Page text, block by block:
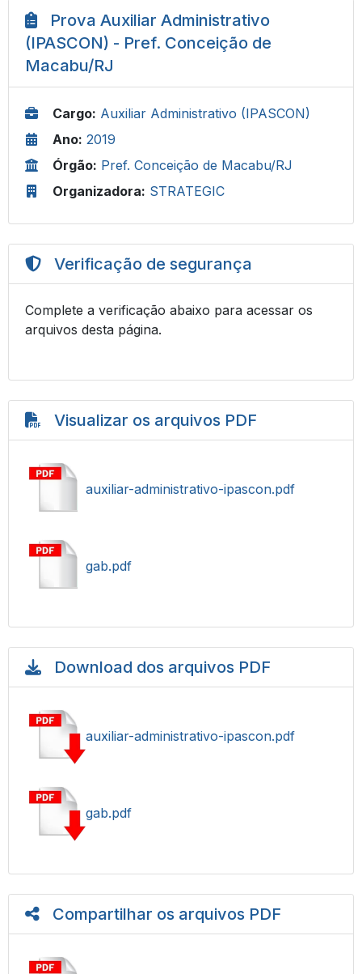
Prova Auxiliar Administrativo
(IPASCON) - Pref. Conceição de
Macabu/RJ
Cargo: Auxiliar Administrativo (IPASCON)
Ano: 2019
Órgão: Pref. Conceição de Macabu/RJ
Organizadora: STRATEGIC
Verificação de segurança
Complete a verificação abaixo para acessar os
arquivos desta página.
Visualizar os arquivos PDF
auxiliar-administrativo-ipascon.pdf
gab.pdf
Download dos arquivos PDF
auxiliar-administrativo-ipascon.pdf
gab.pdf
Compartilhar os arquivos PDF